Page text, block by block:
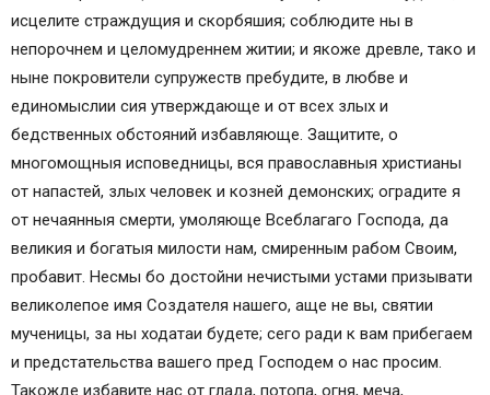
исцелите страждущия и скорбяшия; соблюдите ны в
непорочнем и целомудреннем житии; и якоже древле, тако и
ныне покровители супружеств пребудите, в любве и
единомыслии сия утверждающе и от всех злых и
бедственных обстояний избавляюще. Защитите, о
многомощныя исповедницы, вся православныя христианы
от напастей, злых человек и козней демонских; оградите я
от нечаянныя смерти, умоляюще Всеблагаго Господа, да
великия и богатыя милости нам, смиренным рабом Своим,
пробавит. Несмы бо достойни нечистыми устами призывати
великолепое имя Создателя нашего, аще не вы, святии
мученицы, за ны ходатаи будете; сего ради к вам прибегаем
и предстательства вашего пред Господем о нас просим.
Такожде избавите нас от глада, потопа, огня, меча,